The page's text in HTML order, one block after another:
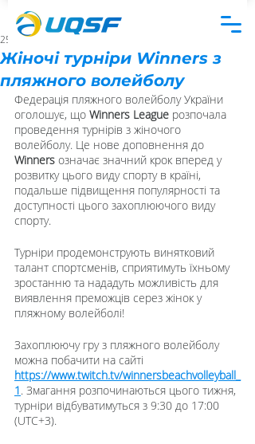
Жіночі турніри Winners з
пляжного волейболу
25 трав. 2023 р.
Федерація пляжного волейболу України
оголошує, що Winners League розпочала
проведення турнірів з жіночого
волейболу. Це нове доповнення до
Winners означає значний крок вперед у
розвитку цього виду спорту в країні,
подальше підвищення популярності та
доступності цього захоплюючого виду
спорту.
Турніри продемонструють винятковий
талант спортсменів, сприятимуть їхньому
зростанню та нададуть можливість для
виявлення преможців серез жінок у
пляжному волейболі!
Захоплюючу гру з пляжного волейболу
можна побачити на сайті
https://www.twitch.tv/winnersbeachvolleyball_
1. Змагання розпочинаються цього тижня,
турніри відбуватимуться з 9:30 до 17:00
(UTC+3).